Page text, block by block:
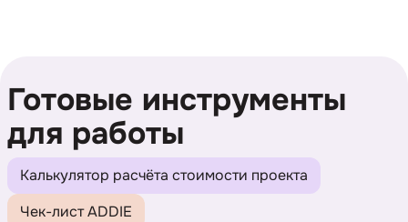
Готовые инструменты
для работы
Калькулятор расчёта стоимости проекта
Чек-лист ADDIE